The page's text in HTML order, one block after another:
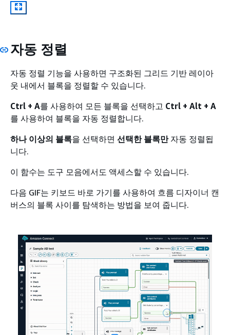
자동 정렬
자동 정렬 기능을 사용하면 구조화된 그리드 기반 레이아
웃 내에서 블록을 정렬할 수 있습니다.
Ctrl + A를 사용하여 모든 블록을 선택하고 Ctrl + Alt + A
를 사용하여 블록을 자동 정렬합니다.
하나 이상의 블록을 선택하면 선택한 블록만자동 정렬됩
니다.
이 함수는 도구 모음에서도 액세스할 수 있습니다.
다음 GIF는 키보드 바로 가기를 사용하여 흐름 디자이너 캔
버스의 블록 사이를 탐색하는 방법을 보여 줍니다.